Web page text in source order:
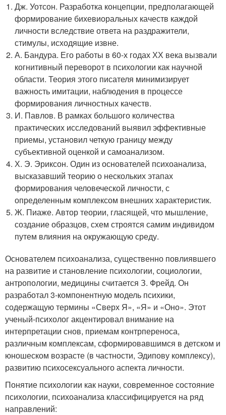
Дж. Уотсон. Разработка концепции, предполагающей
формирование бихевиоральных качеств каждой
личности вследствие ответа на раздражители,
стимулы, исходящие извне.
А. Бандура. Его работы в 60-х годах ХХ века вызвали
когнитивный переворот в психологии как научной
области. Теория этого писателя минимизирует
важность имитации, наблюдения в процессе
формирования личностных качеств.
И. Павлов. В рамках большого количества
практических исследований выявил эффективные
приемы, установил четкую границу между
субъективной оценкой и самоанализом.
Х. Э. Эриксон. Один из основателей психоанализа,
высказавший теорию о нескольких этапах
формирования человеческой личности, с
определенным комплексом внешних характеристик.
Ж. Пиаже. Автор теории, гласящей, что мышление,
создание образцов, схем строятся самим индивидом
путем влияния на окружающую среду.
Основателем психоанализа, существенно повлиявшего
на развитие и становление психологии, социологии,
антропологии, медицины считается З. Фрейд. Он
разработал 3-компонентную модель психики,
содержащую термины «Сверх Я», «Я» и «Оно». Этот
ученый-психолог акцентировал внимание на
интерпретации снов, приемам контрпереноса,
различным комплексам, сформировавшимся в детском и
юношеском возрасте (в частности, Эдипову комплексу),
развитию психосексуального аспекта личности.
Понятие психологии как науки, современное состояние
психологии, психоанализа классифицируется на ряд
направлений: